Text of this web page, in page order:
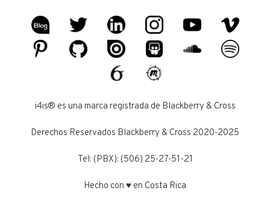
i4is® es una marca registrada de Blackberry & Cross
Derechos Reservados Blackberry & Cross 2020-2025
Tel: (PBX): (506) 25-27-51-21
Hecho con ♥ en Costa Rica